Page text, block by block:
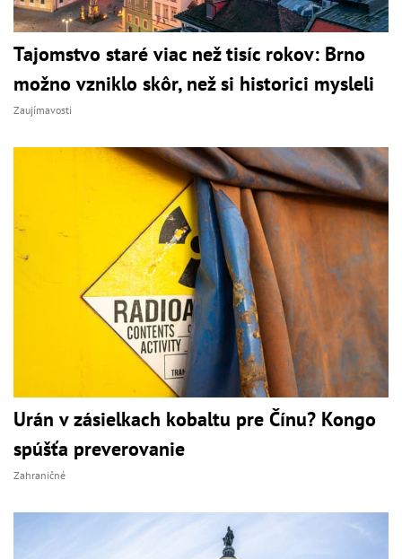
Tajomstvo staré viac než tisíc rokov: Brno
možno vzniklo skôr, než si historici mysleli
Zaujímavosti
Urán v zásielkach kobaltu pre Čínu? Kongo
spúšťa preverovanie
Zahraničné